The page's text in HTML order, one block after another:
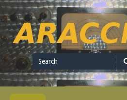
Skip
to
content
ARACCMA
Search
for